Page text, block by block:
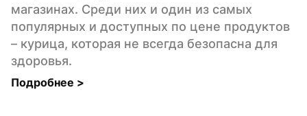
магазинах. Среди них и один из самых
популярных и доступных по цене продуктов
– курица, которая не всегда безопасна для
здоровья.
Подробнее >